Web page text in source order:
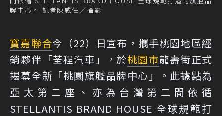
牌中心。 記者陳威任／攝影
寶嘉聯合今（22）日宣布，攜手桃園地區經
銷夥伴「荃程汽車」，於桃園市龍壽街正式
揭幕全新「桃園旗艦品牌中心」。此據點為
亞太第二座、亦為台灣第二間依循
STELLANTIS BRAND HOUSE 全球規範打